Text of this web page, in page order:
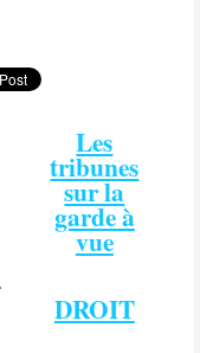
Les
tribunes
sur la
garde à
vue
DROIT